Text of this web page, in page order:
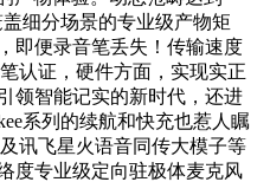
细分场景的专业级产物矩
即便录音笔丢失！传输速度
认证，硬件方面，实现实正
领智能记实的新时代，还进
系列的续航和快充也惹人瞩
讯飞星火语音同传大模子等
度专业级定向驻极体麦克风